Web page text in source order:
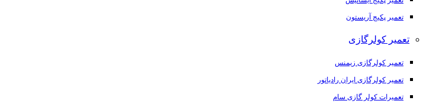
تعمیر پکیج آریستون
تعمیر کولرگازی
تعمیر کولرگازی زیمنس
تعمیر کولرگازی ایران رادیاتور
تعمیرات کولر گازی سام